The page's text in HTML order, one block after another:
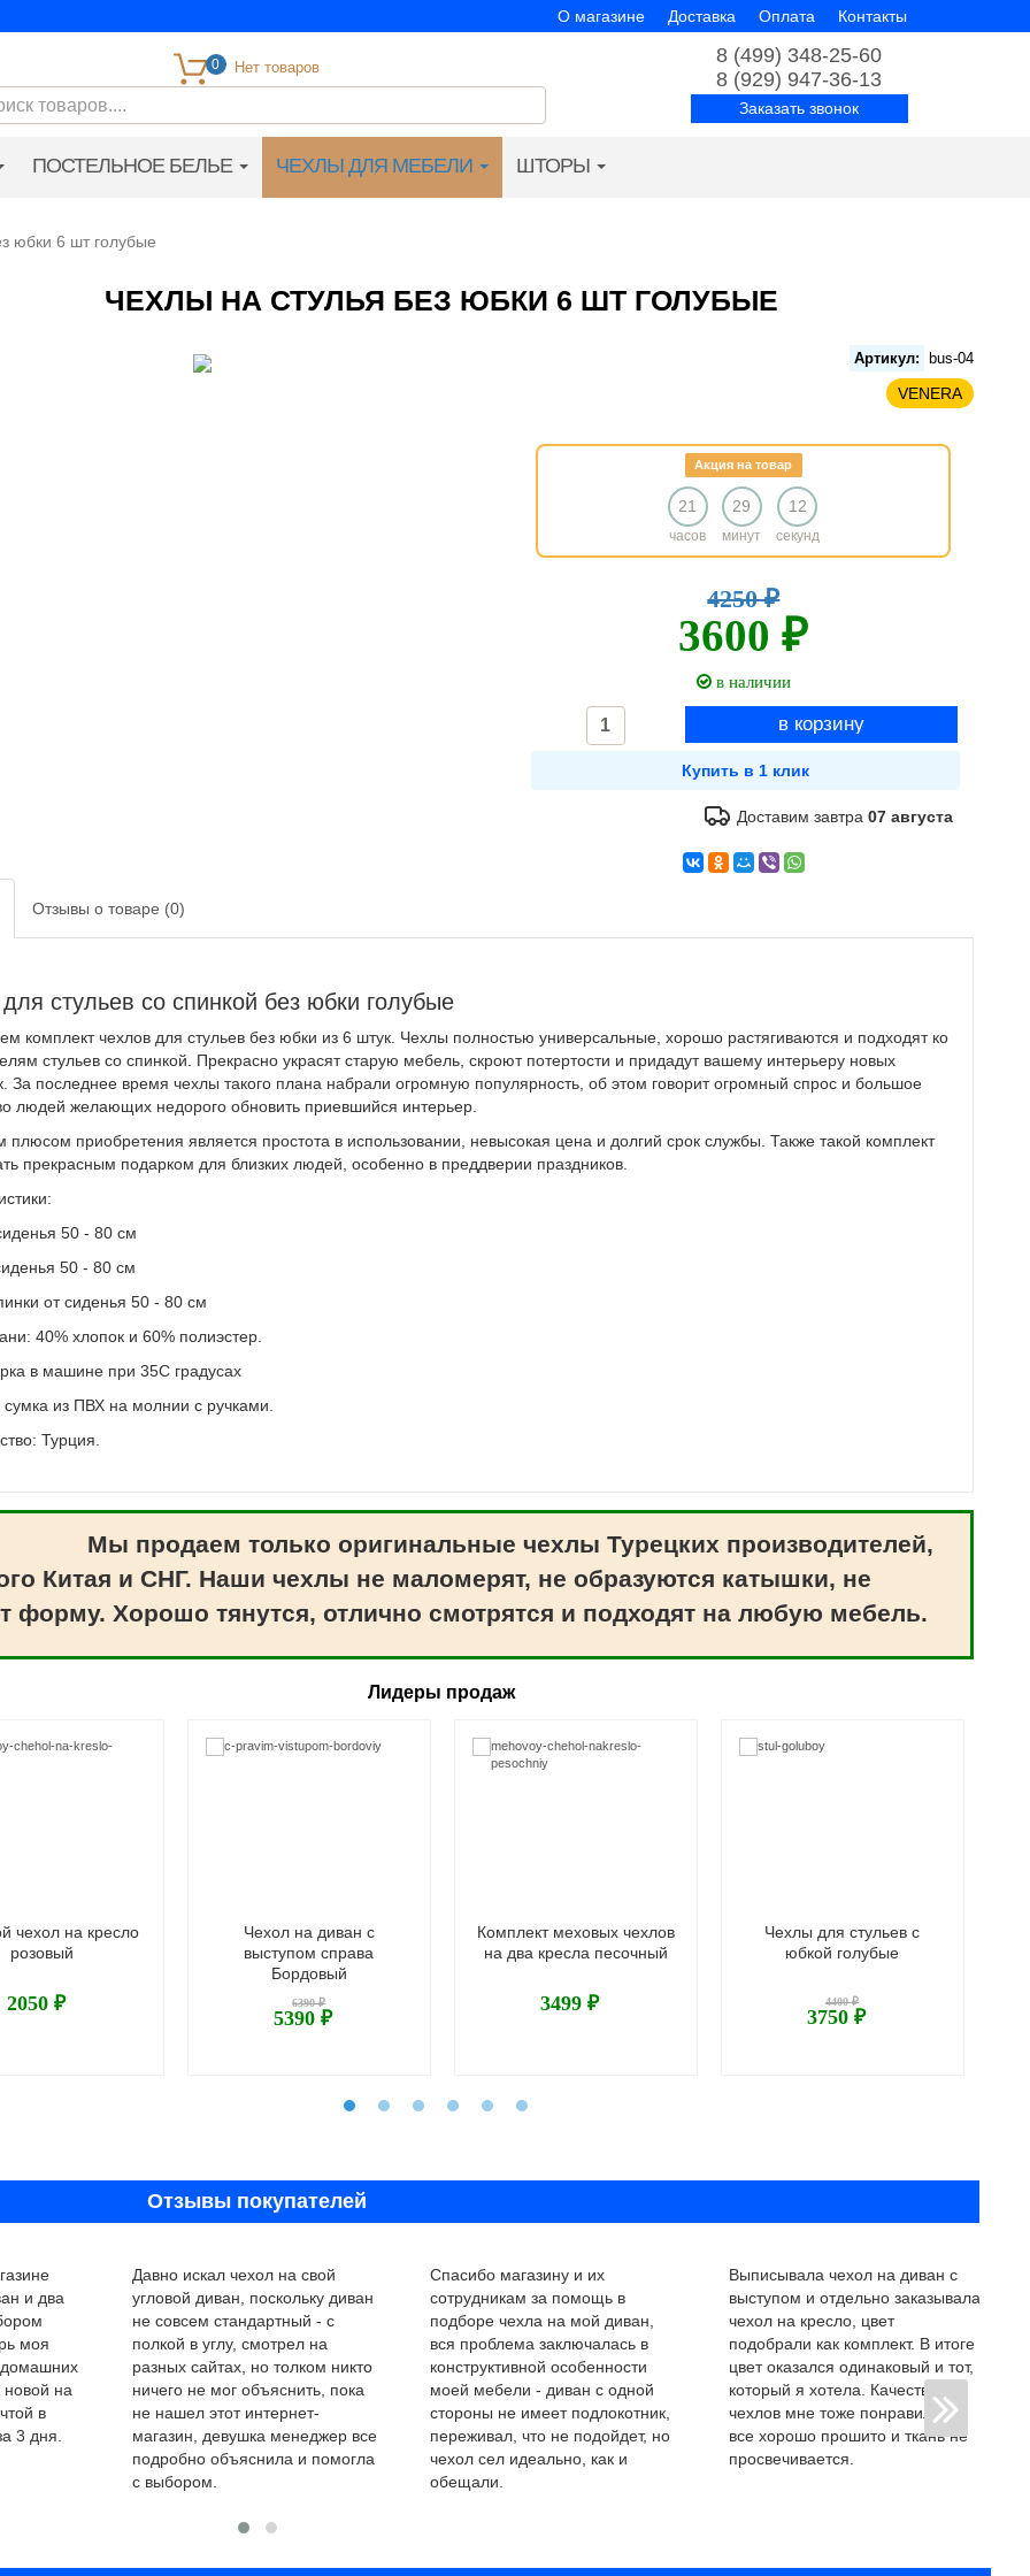
О магазине Доставка Оплата Контакты
0
8 (499) 348-25-60
8 (929) 947-36-13
Заказать звонок
ПОСТЕЛЬНОЕ БЕЛЬЕ ЧЕХЛЫ ДЛЯ МЕБЕЛИ ШТОРЫ
юбки 6 шт голубые
ЧЕХЛЫ НА СТУЛЬЯ БЕЗ ЮБКИ 6 ШТ ГОЛУБЫЕ
Артикул: bus-04
VENERA
Акция на товар
21
часов
29
минут
11
секунд
4250 ₽
3600 ₽
в наличии
Доставим завтра07 августа
Отзывы о товаре (0)
стульев со спинкой без юбки голубые
комплект чехлов для стульев без юбки из 6 штук. Чехлы полностью универсальные, хорошо растягиваются и подходят ко
стульев со спинкой. Прекрасно украсят старую мебель, скроют потертости и придадут вашему интерьеру новых
За последнее время чехлы такого плана набрали огромную популярность, об этом говорит огромный спрос и большое
людей желающих недорого обновить приевшийся интерьер.
приобретения является простота в использовании, невысокая цена и долгий срок службы. Также такой комплект
прекрасным подарком для близких людей, особенно в преддверии праздников.
50 - 80 см
50 - 80 см
от сиденья 50 - 80 см
40% хлопок и 60% полиэстер.
в машине при 35С градусах
сумка из ПВХ на молнии с ручками.
Турция.
Мы продаем только оригинальные чехлы Турецких производителей,
Китая и СНГ. Наши чехлы не маломерят, не образуются катышки, не
форму. Хорошо тянутся, отлично смотрятся и подходят на любую мебель.
Лидеры продаж
чехол на кресло
розовый
2050 ₽
Чехол на диван с
выступом справа
Бордовый
6390 ₽
5390 ₽
Комплект меховых чехлов
на два кресла песочный
3499 ₽
Чехлы для стульев с
юбкой голубые
4400 ₽
3750 ₽
Отзывы покупателей
и два
моя
новой на
в
3 дня.
Давно искал чехол на свой
угловой диван, поскольку диван
не совсем стандартный - с
полкой в углу, смотрел на
разных сайтах, но толком никто
ничего не мог объяснить, пока
не нашел этот интернет-
магазин, девушка менеджер все
подробно объяснила и помогла
с выбором.
Спасибо магазину и их
сотрудникам за помощь в
подборе чехла на мой диван,
вся проблема заключалась в
конструктивной особенности
моей мебели - диван с одной
стороны не имеет подлокотник,
переживал, что не подойдет, но
чехол сел идеально, как и
обещали.
Выписывала чехол на диван с
выступом и отдельно заказывала
чехол на кресло, цвет
подобрали как комплект. В итоге
цвет оказался одинаковый и тот,
который я хотела. Качество
чехлов мне тоже понравилось,
все хорошо прошито и ткань не
просвечивается.